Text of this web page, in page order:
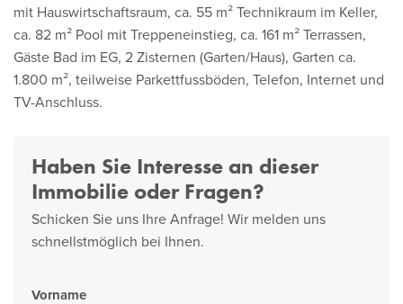
mit Hauswirtschaftsraum, ca. 55 m² Technikraum im Keller,
ca. 82 m² Pool mit Treppeneinstieg, ca. 161 m² Terrassen,
Gäste Bad im EG, 2 Zisternen (Garten/Haus), Garten ca.
1.800 m², teilweise Parkettfussböden, Telefon, Internet und
TV-Anschluss.
Haben Sie Interesse an dieser
Immobilie oder Fragen?
Schicken Sie uns Ihre Anfrage! Wir melden uns
schnellstmöglich bei Ihnen.
Vorname